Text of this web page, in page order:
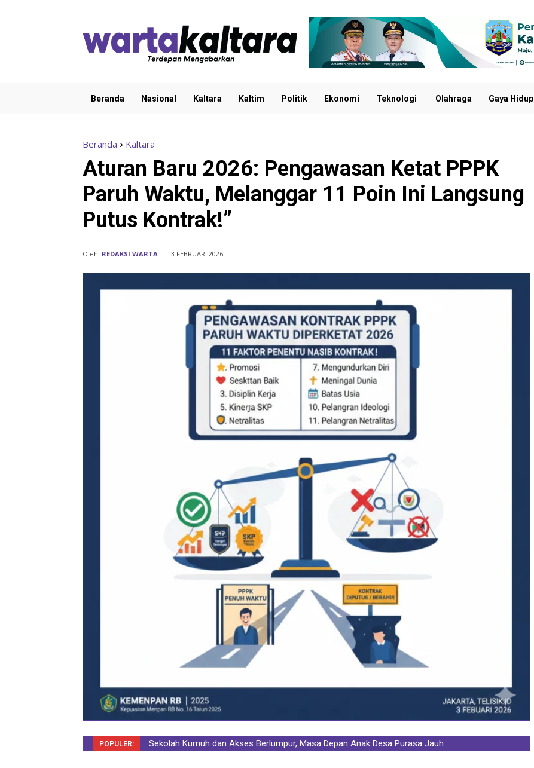
Beranda Nasional Kaltara Kaltim Politik Ekonomi Teknologi Olahraga Gaya Hidup
Beranda Kaltara
Aturan Baru 2026: Pengawasan Ketat PPPK
Paruh Waktu, Melanggar 11 Poin Ini Langsung
Putus Kontrak!”
Oleh: REDAKSI WARTA 3 FEBRUARI 2026
POPULER:
Sekolah Kumuh dan Akses Berlumpur, Masa Depan Anak Desa Purasa Jauh
Lulus PPPK Tahap 2 Bukan Berarti Langsung Jadi ASN, Honorer Wajib